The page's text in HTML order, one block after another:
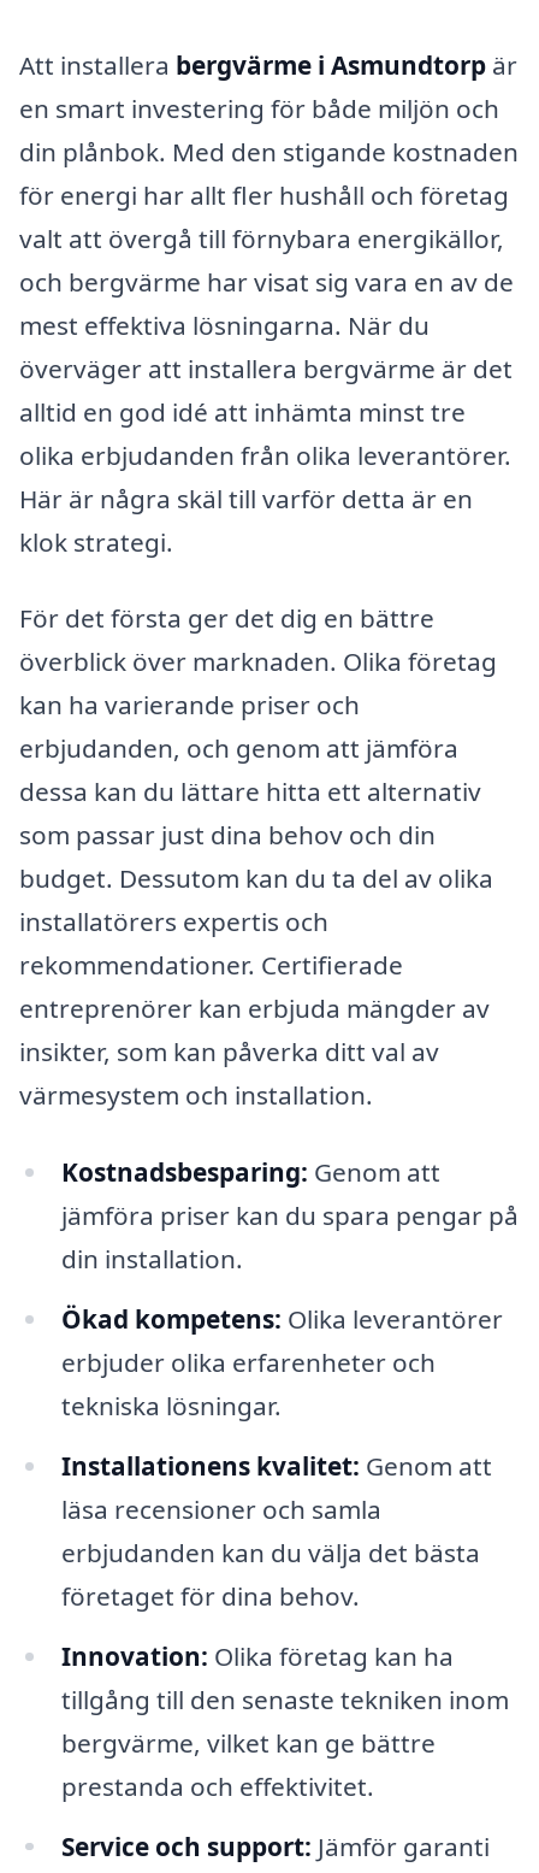
Att installera bergvärme i Asmundtorp är
en smart investering för både miljön och
din plånbok. Med den stigande kostnaden
för energi har allt fler hushåll och företag
valt att övergå till förnybara energikällor,
och bergvärme har visat sig vara en av de
mest effektiva lösningarna. När du
överväger att installera bergvärme är det
alltid en god idé att inhämta minst tre
olika erbjudanden från olika leverantörer.
Här är några skäl till varför detta är en
klok strategi.
För det första ger det dig en bättre
överblick över marknaden. Olika företag
kan ha varierande priser och
erbjudanden, och genom att jämföra
dessa kan du lättare hitta ett alternativ
som passar just dina behov och din
budget. Dessutom kan du ta del av olika
installatörers expertis och
rekommendationer. Certifierade
entreprenörer kan erbjuda mängder av
insikter, som kan påverka ditt val av
värmesystem och installation.
Kostnadsbesparing: Genom att
jämföra priser kan du spara pengar på
din installation.
Ökad kompetens: Olika leverantörer
erbjuder olika erfarenheter och
tekniska lösningar.
Installationens kvalitet: Genom att
läsa recensioner och samla
erbjudanden kan du välja det bästa
företaget för dina behov.
Innovation: Olika företag kan ha
tillgång till den senaste tekniken inom
bergvärme, vilket kan ge bättre
prestanda och effektivitet.
Service och support: Jämför garanti